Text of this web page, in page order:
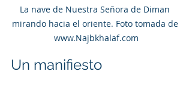
La nave de Nuestra Señora de Diman
mirando hacia el oriente. Foto tomada de
www.Najbkhalaf.com
Un manifiesto